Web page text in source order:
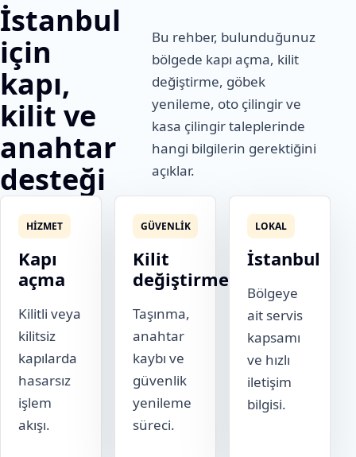
İstanbul
için
kapı,
kilit ve
anahtar
desteği
Bu rehber, bulunduğunuz
bölgede kapı açma, kilit
değiştirme, göbek
yenileme, oto çilingir ve
kasa çilingir taleplerinde
hangi bilgilerin gerektiğini
açıklar.
HIZMET
Kapı
açma
Kilitli veya
kilitsiz
kapılarda
hasarsız
işlem
akışı.
GÜVENLIK
Kilit
değiştirme
Taşınma,
anahtar
kaybı ve
güvenlik
yenileme
süreci.
LOKAL
İstanbul
Bölgeye
ait servis
kapsamı
ve hızlı
iletişim
bilgisi.